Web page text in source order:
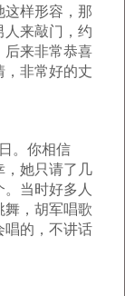
这样形容，那
人来敲门，约
后来非常恭喜
，非常好的丈
。你相信
，她只请了几
当时好多人
舞，胡军唱歌
唱的，不讲话